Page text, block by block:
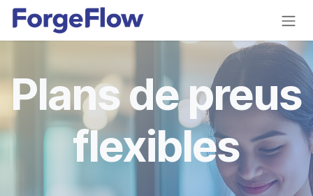
Skip to Content
Plans de preus
flexibles